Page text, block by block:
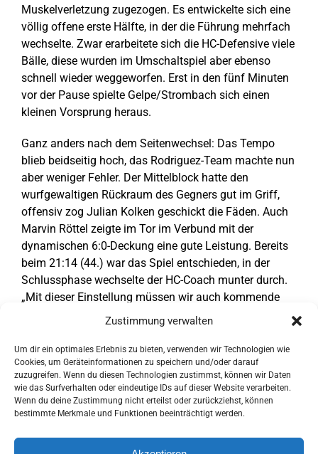
Zustimmung verwalten
Um dir ein optimales Erlebnis zu bieten, verwenden wir Technologien wie
Cookies, um Geräteinformationen zu speichern und/oder darauf
zuzugreifen. Wenn du diesen Technologien zustimmst, können wir Daten
wie das Surfverhalten oder eindeutige IDs auf dieser Website verarbeiten.
Wenn du deine Zustimmung nicht erteilst oder zurückziehst, können
bestimmte Merkmale und Funktionen beeinträchtigt werden.
Muskelverletzung zugezogen. Es entwickelte sich eine
völlig offene erste Hälfte, in der die Führung mehrfach
wechselte. Zwar erarbeitete sich die HC-Defensive viele
Bälle, diese wurden im Umschaltspiel aber ebenso
schnell wieder weggeworfen. Erst in den fünf Minuten
vor der Pause spielte Gelpe/Strombach sich einen
kleinen Vorsprung heraus.
Ganz anders nach dem Seitenwechsel: Das Tempo
blieb beidseitig hoch, das Rodriguez-Team machte nun
aber weniger Fehler. Der Mittelblock hatte den
wurfgewaltigen Rückraum des Gegners gut im Griff,
offensiv zog Julian Kolken geschickt die Fäden. Auch
Marvin Röttel zeigte im Tor im Verbund mit der
dynamischen 6:0-Deckung eine gute Leistung. Bereits
beim 21:14 (44.) war das Spiel entschieden, in der
Schlussphase wechselte der HC-Coach munter durch.
„Mit dieser Einstellung müssen wir auch kommende
Woche nach Bonn reisen“, verspricht Rodriguez dem
Tabellenführer ein heißes Tänzchen.
Tore HC Gelpe/Strombach : folgen.
Text:Oberberg-Aktuell.de